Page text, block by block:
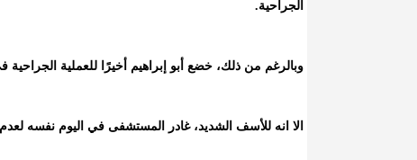
الجراحية.
وبالرغم من ذلك، خضع أبو إبراهيم أخيرًا للعملية الجراحية
الا انه للأسف الشديد، غادر المستشفى في اليوم نفسه